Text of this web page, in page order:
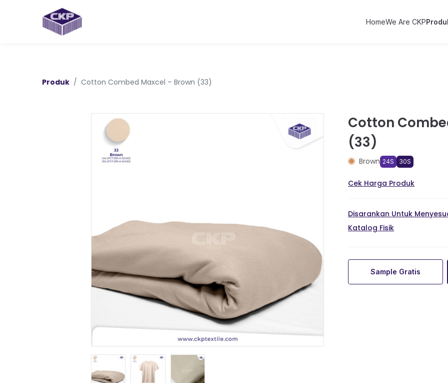
HomeWe Are CKP
Produk Cotton Combed Maxcel – Brown (33)
Cotton
(33)
Brown 24S 30S
Cek Harga Produk
Disarankan Untuk
Katalog Fisik
Sample Gratis